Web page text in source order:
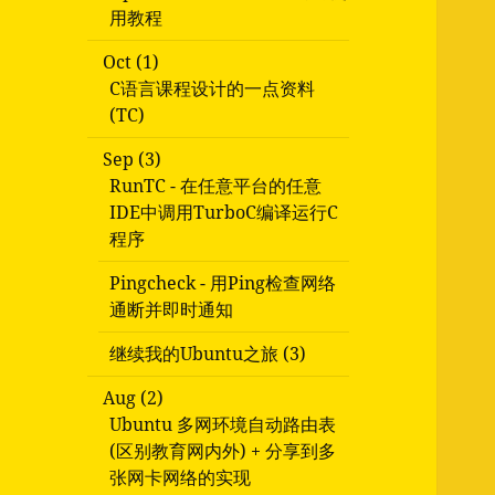
用教程
Oct (1)
C语言课程设计的一点资料
(TC)
Sep (3)
RunTC - 在任意平台的任意
IDE中调用TurboC编译运行C
程序
Pingcheck - 用Ping检查网络
通断并即时通知
继续我的Ubuntu之旅 (3)
Aug (2)
Ubuntu 多网环境自动路由表
(区别教育网内外) + 分享到多
张网卡网络的实现